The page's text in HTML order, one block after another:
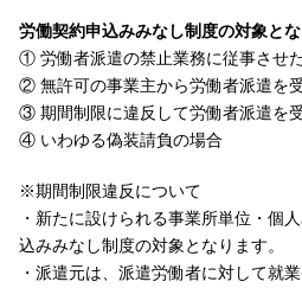
労働契約申込みみなし制度の対象と
① 労働者派遣の禁止業務に従事させ
② 無許可の事業主から労働者派遣を
③ 期間制限に違反して労働者派遣を
④ いわゆる偽装請負の場合
※期間制限違反について
・新たに設けられる事業所単位・個
込みみなし制度の対象となります。
・派遣元は、派遣労働者に対して就